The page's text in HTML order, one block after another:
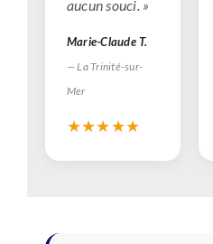
aucun souci. »
Marie-Claude T.
— La Trinité-sur-
Mer
★★★★★